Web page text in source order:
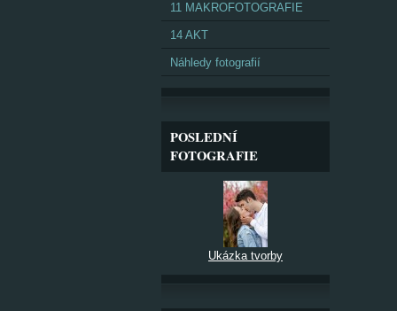
11 MAKROFOTOGRAFIE
14 AKT
Náhledy fotografií
POSLEDNÍ
FOTOGRAFIE
Ukázka tvorby